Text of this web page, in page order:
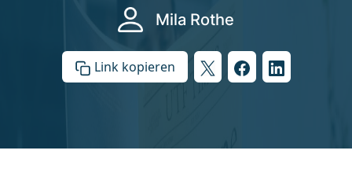
Mila Rothe
Link kopieren